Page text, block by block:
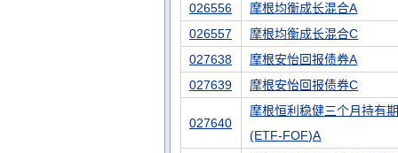
026556
摩根均衡成长混合A
026557
摩根均衡成长混合C
027638
摩根安怡回报债券A
027639
摩根安怡回报债券C
027640
摩根恒利稳健三个月持有
(ETF-FOF)A